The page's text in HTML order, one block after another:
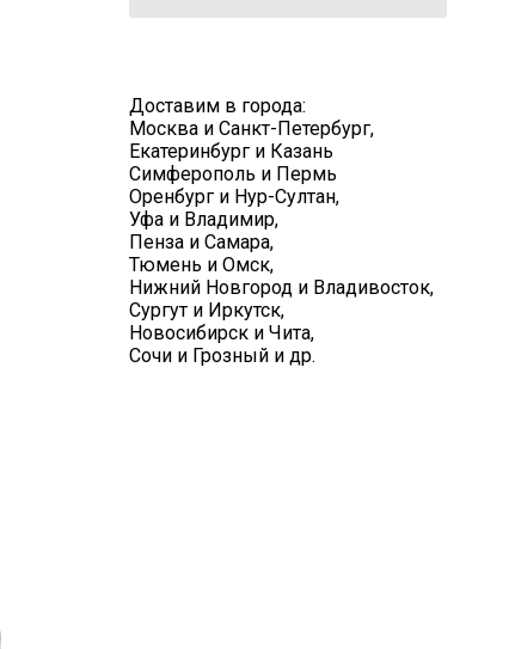
Доставим в города:
Москва и Санкт-Петербург,
Екатеринбург и Казань
Симферополь и Пермь
Оренбург и Нур-Султан,
Уфа и Владимир,
Пенза и Самара,
Тюмень и Омск,
Нижний Новгород и Владивосток,
Сургут и Иркутск,
Новосибирск и Чита,
Сочи и Грозный и др.